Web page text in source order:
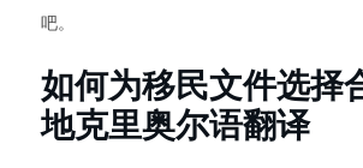
吧。
如何为移民文件选择
地克里奥尔语翻译